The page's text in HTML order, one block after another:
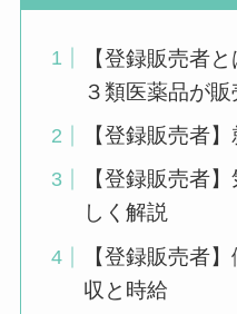
【登録販売者
３類医薬品が
【登録販売者
【登録販売者
しく解
【登録販売者
収と時給